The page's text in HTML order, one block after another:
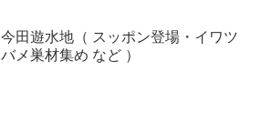
今田遊水地（ スッポン登場・イワツ
バメ巣材集め など ）